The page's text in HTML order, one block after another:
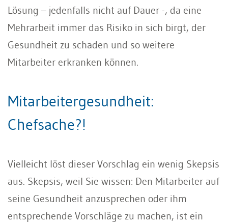
Lösung – jedenfalls nicht auf Dauer -, da eine
Mehrarbeit immer das Risiko in sich birgt, der
Gesundheit zu schaden und so weitere
Mitarbeiter erkranken können.
Mitarbeitergesundheit:
Chefsache?!
Vielleicht löst dieser Vorschlag ein wenig Skepsis
aus. Skepsis, weil Sie wissen: Den Mitarbeiter auf
seine Gesundheit anzusprechen oder ihm
entsprechende Vorschläge zu machen, ist ein